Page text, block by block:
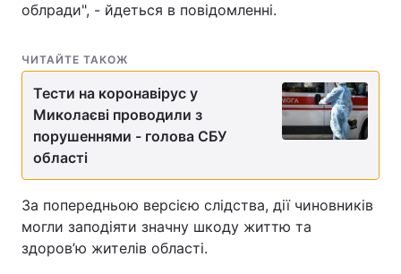
облради", - йдеться в повідомленні.
ЧИТАЙТЕ ТАКОЖ
Тести на коронавірус у
Миколаєві проводили з
порушеннями - голова СБУ
області
За попередньою версією слідства, дії чиновників
могли заподіяти значну шкоду життю та
здоров’ю жителів області.